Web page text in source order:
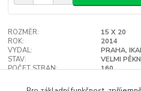
ROZMĚR:
15 X 20
ROK:
2014
VYDAL:
PRAHA,
STAV:
VELMI
POČET STRAN:
160
Hlídat cenu / dostupnost